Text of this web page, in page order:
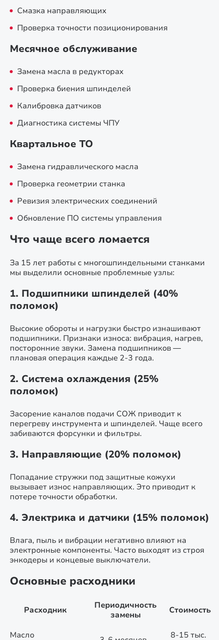
Смазка направляющих
Проверка точности позиционирования
Месячное обслуживание
Замена масла в редукторах
Проверка биения шпинделей
Калибровка датчиков
Диагностика системы ЧПУ
Квартальное ТО
Замена гидравлического масла
Проверка геометрии станка
Ревизия электрических соединений
Обновление ПО системы управления
Что чаще всего ломается
За 15 лет работы с многошпиндельными станками
мы выделили основные проблемные узлы:
1. Подшипники шпинделей (40%
поломок)
Высокие обороты и нагрузки быстро изнашивают
подшипники. Признаки износа: вибрация, нагрев,
посторонние звуки. Замена подшипников —
плановая операция каждые 2-3 года.
2. Система охлаждения (25%
поломок)
Засорение каналов подачи СОЖ приводит к
перегреву инструмента и шпинделей. Чаще всего
забиваются форсунки и фильтры.
3. Направляющие (20% поломок)
Попадание стружки под защитные кожухи
вызывает износ направляющих. Это приводит к
потере точности обработки.
4. Электрика и датчики (15% поломок)
Влага, пыль и вибрации негативно влияют на
электронные компоненты. Часто выходят из строя
энкодеры и концевые выключатели.
Основные расходники
Расходник
Периодичность
замены
Стоимость
Масло
8-15 тыс.